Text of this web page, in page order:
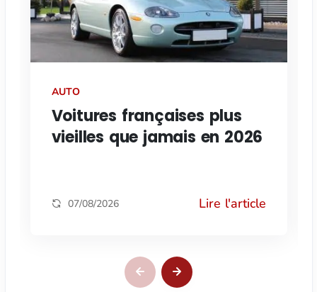
AUTO
Voitures françaises plus
vieilles que jamais en 2026
07/08/2026 Lire l'article